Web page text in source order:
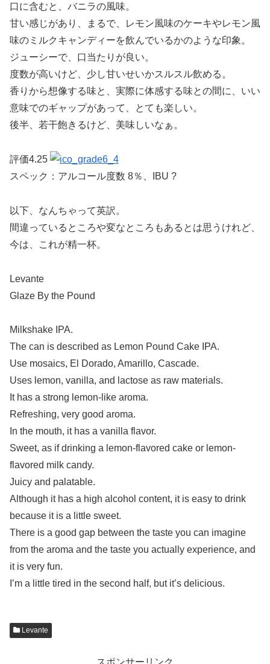
口に含むと、バニラの風味。
甘い感じがあり、まるで、レモン風味のケーキやレモン風
味のミルクキャンディーを飲んでいるかのような印象。
ジューシーで、口当たりが良い。
度数が高いけど、少し甘いせいかスルスル飲める。
香りから想像する味と、実際に体感する味との間に、いい
意味でのギャップがあって、とても楽しい。
後半、若干飽きるけど、美味しいなぁ。
評価4.25
スペック：アルコール度数 8％、IBU ?
以下、なんちゃって英訳。
間違っているところや変なところもあるとは思うけれど、
今は、これが精一杯。
Levante
Glaze By the Pound
Milkshake IPA.
The can is described as Lemon Pound Cake IPA.
Use mosaics, El Dorado, Amarillo, Cascade.
Uses lemon, vanilla, and lactose as raw materials.
It has a strong lemon-like aroma.
Refreshing, very good aroma.
In the mouth, it has a vanilla flavor.
Sweet, as if drinking a lemon-flavored cake or lemon-
flavored milk candy.
Juicy and palatable.
Although it has a high alcohol content, it is easy to drink
because it is a little sweet.
There is a good gap between the taste you can imagine
from the aroma and the taste you actually experience, and
it is very fun.
I’m a little tired in the second half, but it’s delicious.
Levante